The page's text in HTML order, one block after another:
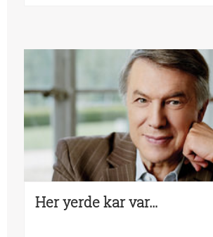
Her yerde kar var…